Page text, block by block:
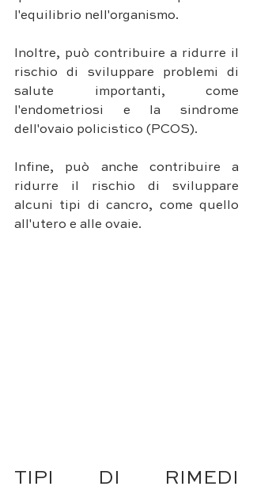
l'equilibrio nell'organismo.
Inoltre, può contribuire a ridurre il
rischio di sviluppare problemi di
salute importanti, come
l'endometriosi e la sindrome
dell'ovaio policistico (PCOS).
Infine, può anche contribuire a
ridurre il rischio di sviluppare
alcuni tipi di cancro, come quello
all'utero e alle ovaie.
TIPI DI RIMEDI